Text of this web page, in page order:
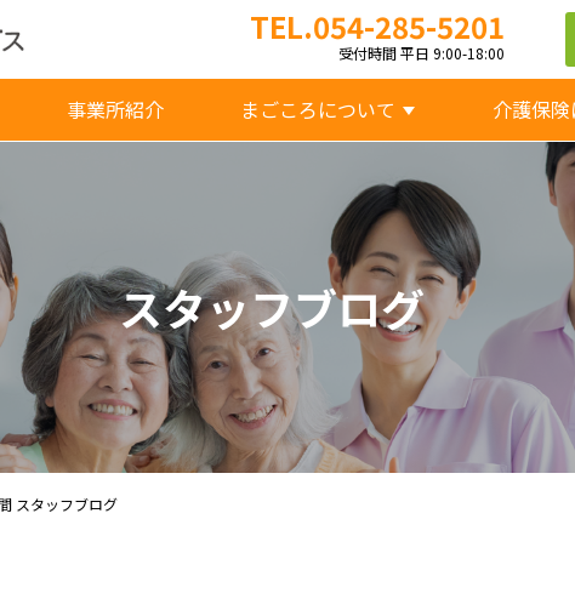
TEL.054-285-5201
受付時間 平日 9:00-18:00
事業所紹介 まごころについて 介護保
スタッフブログ
スタッフブログ